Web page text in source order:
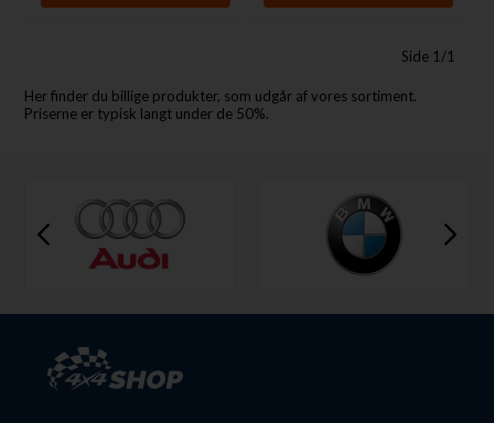
Side 1/1
Her finder du billige produkter, som udgår af vores sortiment.
Priserne er typisk langt under de 50%.